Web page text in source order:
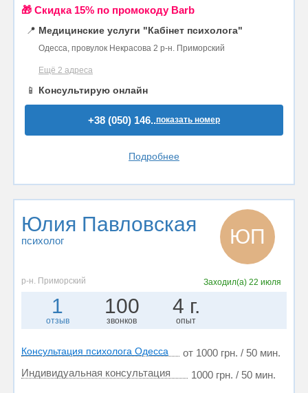
🎁 Cкидка 15% по промокоду Barb
📍 Медицинские услуги "Кабінет психолога"
Одесса, провулок Некрасова 2 р-н. Приморский
Ещё 2 адреса
📱 Консультирую онлайн
+38 (050) 146..показать номер
Подробнее
Юлия Павловская
психолог ЮП
р-н. Приморский Заходил(а)22 июля
1
отзыв
100
звонков
4 г.
опыт
Консультация психолога Одесса
от 1000 грн. / 50 мин.
Индивидуальная консультация
1000 грн. / 50 мин.